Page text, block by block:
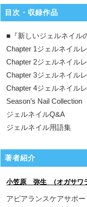
目次・収録作品
■『新しいジェルネイル
Chapter 1ジェルネイル
Chapter 2ジェルネイル
Chapter 3ジェルネイル
Chapter 4ジェルネイル
Season’s Nail
ジェルネイルQ&A
ジェルネイル用語集
著者紹介
小笠原 弥生 （オガサワ
アピアランスケアサポ